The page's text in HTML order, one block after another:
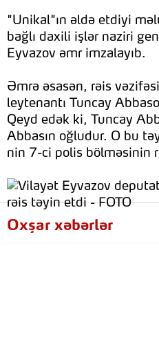
"Unikal"ın əldə etdiyi
bağlı daxili işlər naziri
Eyvazov əmr imzalayıb.
Əmrə əsasən, rəis
leytenantı Tuncay
Qeyd edək ki, Tuncay
Abbasın oğludur. O bu
nin 7-ci polis bölməsinin
Oxşar xəbərlər